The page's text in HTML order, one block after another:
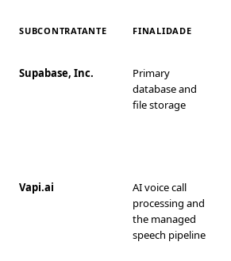
SUBCONTRATANTE FINALIDADE
Supabase, Inc.
Primary
database and
file storage
Vapi.ai
AI voice call
processing and
the managed
speech pipeline